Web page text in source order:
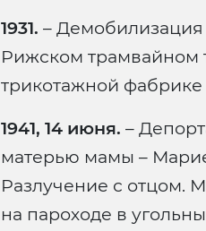
1931. – Демобилизация
Рижском трамвайном
трикотажной фабрике
1941, 14 июня. –
матерью мамы –
Разлучение с отцом.
на пароходе в